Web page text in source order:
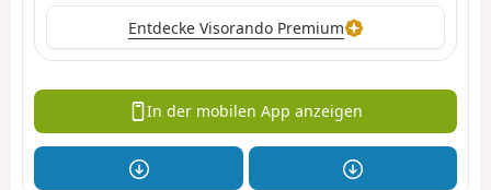
Entdecke Visorando Premium
In der mobilen App anzeigen